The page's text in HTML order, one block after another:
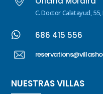
C. Doctor Calatayud,
 686 415 556
NUESTRAS VILLAS